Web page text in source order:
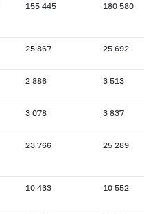
155 445 180 580
25 867 25 692
2 886 3 513
3 078 3 837
23 766 25 289
10 433 10 552